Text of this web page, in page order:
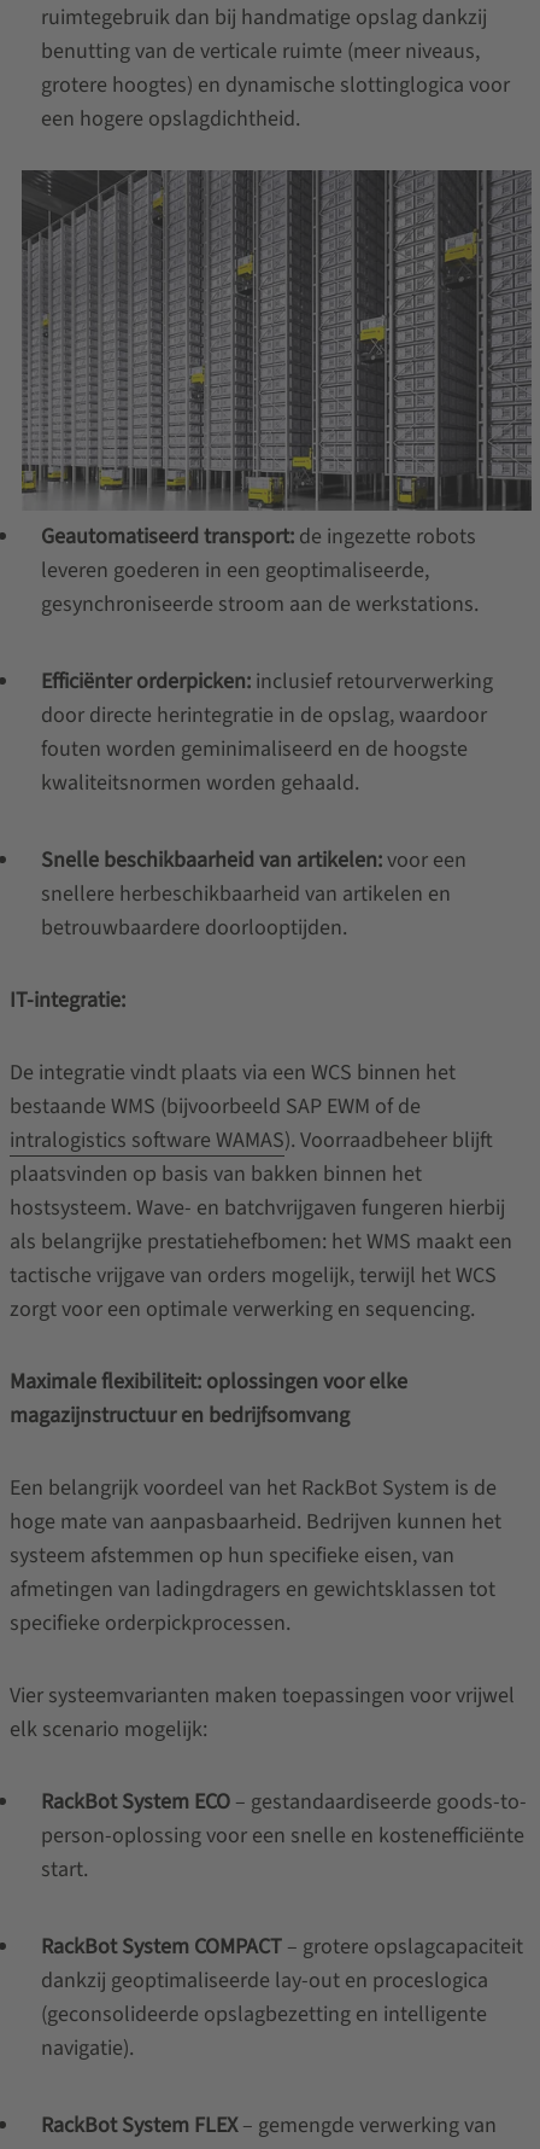
ruimtegebruik dan bij handmatige opslag dankzij
benutting van de verticale ruimte (meer niveaus,
grotere hoogtes) en dynamische slottinglogica voor
een hogere opslagdichtheid.
Geautomatiseerd transport:de ingezette robots
leveren goederen in een geoptimaliseerde,
gesynchroniseerde stroom aan de werkstations.
Efficiënter orderpicken:inclusief retourverwerking
door directe herintegratie in de opslag, waardoor
fouten worden geminimaliseerd en de hoogste
kwaliteitsnormen worden gehaald.
Snelle beschikbaarheid van artikelen:voor een
snellere herbeschikbaarheid van artikelen en
betrouwbaardere doorlooptijden.
IT-integratie:
De integratie vindt plaats via een WCS binnen het
bestaande WMS (bijvoorbeeld SAP EWM of de
intralogistics software WAMAS). Voorraadbeheer blijft
plaatsvinden op basis van bakken binnen het
hostsysteem. Wave- en batchvrijgaven fungeren hierbij
als belangrijke prestatiehefbomen: het WMS maakt een
tactische vrijgave van orders mogelijk, terwijl het WCS
zorgt voor een optimale verwerking en sequencing.
Maximale flexibiliteit: oplossingen voor elke
magazijnstructuur en bedrijfsomvang
Een belangrijk voordeel van het RackBot System is de
hoge mate van aanpasbaarheid. Bedrijven kunnen het
systeem afstemmen op hun specifieke eisen, van
afmetingen van ladingdragers en gewichtsklassen tot
specifieke orderpickprocessen.
Vier systeemvarianten maken toepassingen voor vrijwel
elk scenario mogelijk:
RackBot System ECO– gestandaardiseerde goods-to-
person-oplossing voor een snelle en kostenefficiënte
start.
RackBot System COMPACT– grotere opslagcapaciteit
dankzij geoptimaliseerde lay-out en proceslogica
(geconsolideerde opslagbezetting en intelligente
navigatie).
RackBot System FLEX– gemengde verwerking van